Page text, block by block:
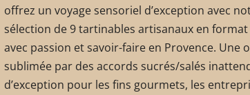
offrez un voyage sensoriel d’exception avec
sélection de 9 tartinables artisanaux en
avec passion et savoir-faire en Provence. Une
sublimée par des accords sucrés/salés
d’exception pour les fins gourmets, les